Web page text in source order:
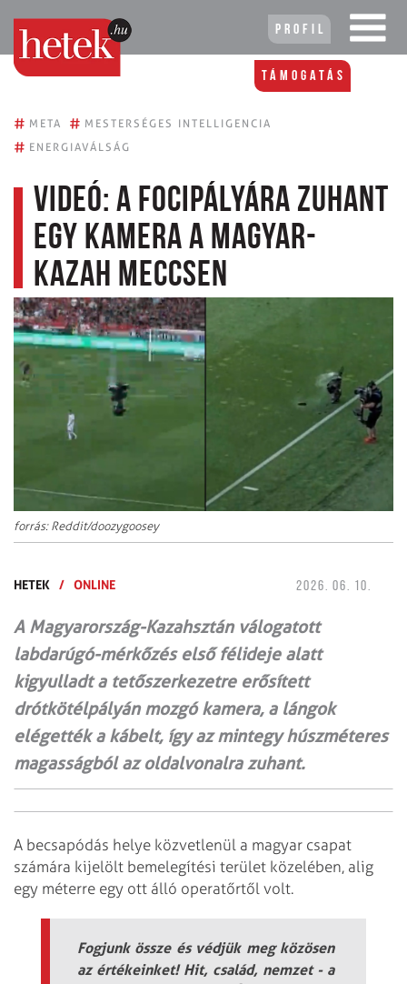
Profil
Támogatás
# META # MESTERSÉGES INTELLIGENCIA
# ENERGIAVÁLSÁG
Videó: A focipályára zuhant
egy kamera a magyar-
kazah meccsen
forrás: Reddit/doozygoosey
HETEK / ONLINE 2026. 06. 10.
A Magyarország-Kazahsztán válogatott
labdarúgó-mérkőzés első félideje alatt
kigyulladt a tetőszerkezetre erősített
drótkötélpályán mozgó kamera, a lángok
elégették a kábelt, így az mintegy húszméteres
magasságból az oldalvonalra zuhant.
A becsapódás helye közvetlenül a magyar csapat
számára kijelölt bemelegítési terület közelében, alig
egy méterre egy ott álló operatőrtől volt.
Fogjunk össze és védjük meg közösen
az értékeinket! Hit, család, nemzet - a